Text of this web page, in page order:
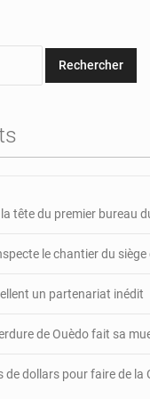
tête du premier bureau
le chantier du siège
un partenariat inédit
de Ouèdo fait sa
de dollars pour faire de